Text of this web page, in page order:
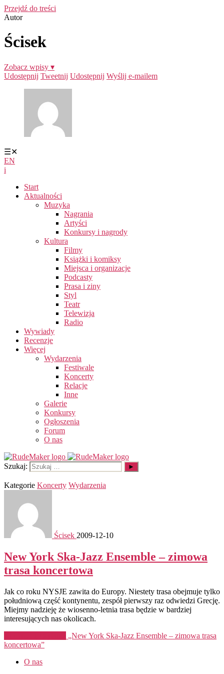
Przejdź do treści
Autor
Ścisek
Zobacz wpisy ▾
Udostępnij Tweetnij Udostępnij Wyślij e-mailem
☰✕
EN
i
Start
Aktualności
Muzyka
Nagrania
Artyści
Konkursy i nagrody
Kultura
Filmy
Książki i komiksy
Miejsca i organizacje
Podcasty
Prasa i ziny
Styl
Teatr
Telewizja
Radio
Wywiady
Recenzje
Więcej
Wydarzenia
Festiwale
Koncerty
Relacje
Inne
Galerie
Konkursy
Ogłoszenia
Forum
O nas
Szukaj:
Kategorie Koncerty Wydarzenia
Ścisek 2009-12-10
New York Ska-Jazz Ensemble – zimowa
trasa koncertowa
Jak co roku NYSJE zawita do Europy. Niestety trasa obejmuje tylko
południową część kontynentu, zespół pierwszy raz odwiedzi Grecję.
Miejmy nadzieję że wiosenno-letnia trasa będzie w bardziej
interesujących nas okolicach.
„New York Ska-Jazz Ensemble – zimowa trasa
koncertowa”
O nas